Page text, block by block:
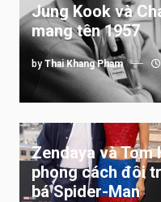
Jung Kook và
mang tên 1957
by Thai Khang Pham
Zendaya và Tom
phong cách đôi
bá Spider-Man